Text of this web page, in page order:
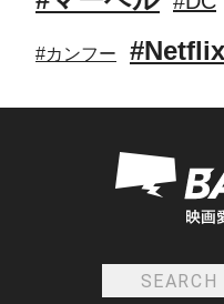
#カンフー #Netflix